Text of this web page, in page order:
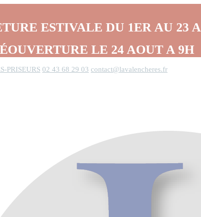
ESTIVALE DU 1ER AU 23
LE 24 AOUT A 9H
PRISEURS 02 43 68 29 03 contact@lavalencheres.fr